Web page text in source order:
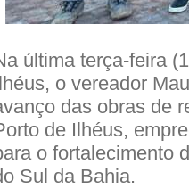
última terça-feira
o vereador
das obras de
de Ilhéus,
o fortalecimento
Sul da Bahia.